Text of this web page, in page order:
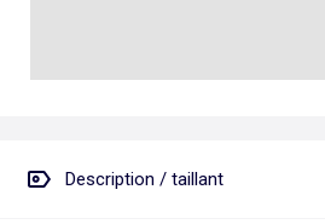
Description / taillant